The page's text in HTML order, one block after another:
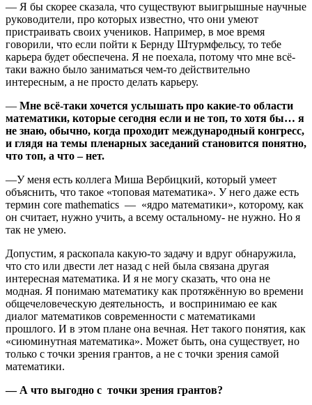
— Я бы скорее сказала, что существуют выигрышные научные
руководители, про которых известно, что они умеют
пристраивать своих учеников. Например, в мое время
говорили, что если пойти к Бернду Штурмфельсу, то тебе
карьера будет обеспечена. Я не поехала, потому что мне всё-
таки важно было заниматься чем-то действительно
интересным, а не просто делать карьеру.
— Мне всё-таки хочется услышать про какие-то области
математики, которые сегодня если и не топ, то хотя бы… я
не знаю, обычно, когда проходит международный конгресс,
и глядя на темы пленарных заседаний становится понятно,
что топ, а что – нет.
—У меня есть коллега Миша Вербицкий, который умеет
объяснить, что такое «топовая математика». У него даже есть
термин core mathematics — «ядро математики», которому, как
он считает, нужно учить, а всему остальному- не нужно. Но я
так не умею.
Допустим, я раскопала какую-то задачу и вдруг обнаружила,
что сто или двести лет назад с ней была связана другая
интересная математика. И я не могу сказать, что она не
модная. Я понимаю математику как протяжённую во времени
общечеловеческую деятельность, и воспринимаю ее как
диалог математиков современности с математиками
прошлого. И в этом плане она вечная. Нет такого понятия, как
«сиюминутная математика». Может быть, она существует, но
только с точки зрения грантов, а не с точки зрения самой
математики.
— А что выгодно с точки зрения грантов?